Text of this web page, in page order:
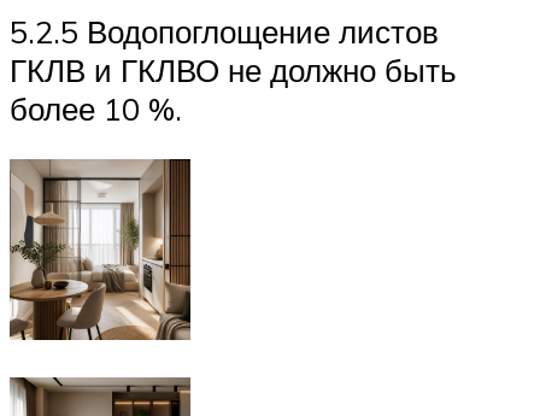
5.2.5 Водопоглощение листов
ГКЛВ и ГКЛВО не должно быть
более 10 %.